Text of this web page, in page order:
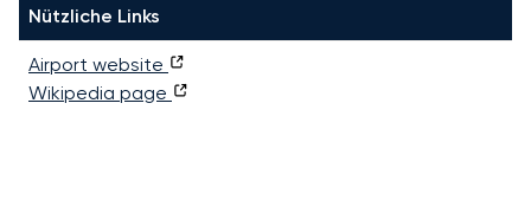
Nützliche Links
Airport website
Wikipedia page